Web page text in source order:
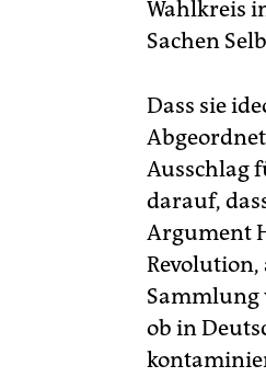
Wahlkreis
Sachen
Dass sie
Ausschlag
darauf,
Argument
Sammlung
ob in